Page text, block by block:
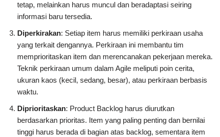
tetap, melainkan harus muncul dan beradaptasi seiring
informasi baru tersedia.
Diperkirakan: Setiap item harus memiliki perkiraan usaha
yang terkait dengannya. Perkiraan ini membantu tim
memprioritaskan item dan merencanakan pekerjaan mereka.
Teknik perkiraan umum dalam Agile meliputi poin cerita,
ukuran kaos (kecil, sedang, besar), atau perkiraan berbasis
waktu.
Diprioritaskan: Product Backlog harus diurutkan
berdasarkan prioritas. Item yang paling penting dan bernilai
tinggi harus berada di bagian atas backlog, sementara item